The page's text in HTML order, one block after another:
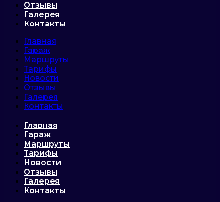
Отзывы
Галерея
Контакты
Главная
Гараж
Маршруты
Тарифы
Новости
Отзывы
Галерея
Контакты
Главная
Гараж
Маршруты
Тарифы
Новости
Отзывы
Галерея
Контакты